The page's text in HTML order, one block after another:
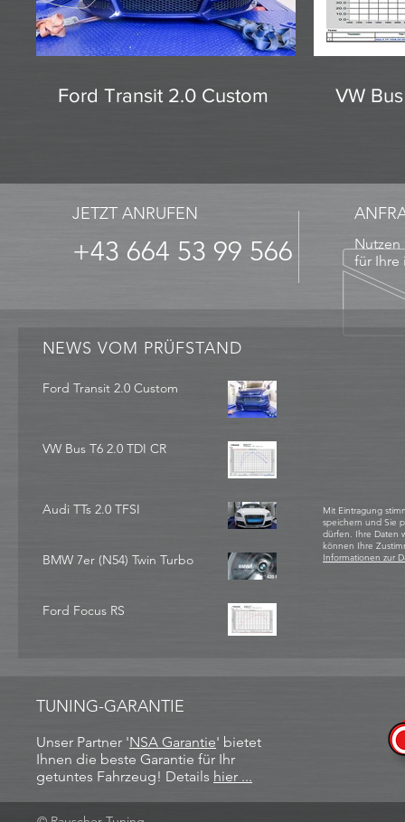
Ford Transit 2.0 Custom VW
JETZT ANRUFEN
+43 664 53 99 566
Nutzen
für
NEWS VOM PRÜFSTAND
Ford Transit 2.0 Custom
VW Bus T6 2.0 TDI CR
Audi TTs 2.0 TFSI
BMW 7er (N54) Twin Turbo
Ford Focus RS
Mit Eintragung
speichern und Sie
dürfen. Ihre Daten
können Ihre
Informationen zur
TUNING-GARANTIE
Unser Partner 'NSA Garantie​' bietet
Ihnen die beste Garantie für Ihr
getuntes Fahrzeug! Details hier ...